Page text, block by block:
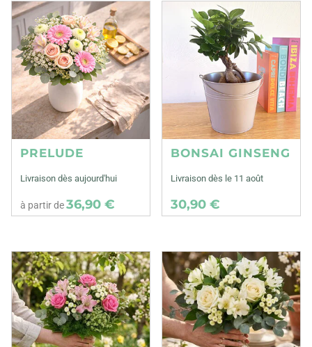
PRELUDE
Livraison dès aujourd'hui
à partir de36,90 €
BONSAI GINSENG
Livraison dès le 11 août
30,90 €